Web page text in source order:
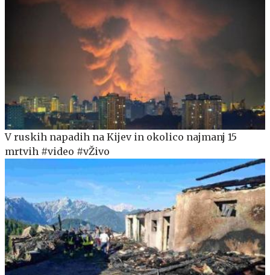
V ruskih napadih na Kijev in okolico najmanj 15
mrtvih #video #vŽivo